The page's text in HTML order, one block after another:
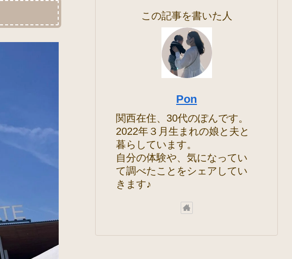
この記事を書いた人
Pon
関西在住、30代のぽんです。
2022年３月生まれの娘と夫と
暮らしています。
自分の体験や、気になってい
て調べたことをシェアしてい
きます♪